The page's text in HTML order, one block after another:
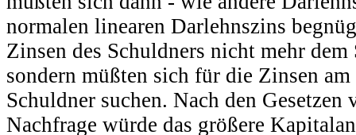
normalen linearen Darlehnszins
Zinsen des Schuldners nicht mehr
sondern müßten sich für die Zinsen
Schuldner suchen. Nach den Gesetzen
Nachfrage würde das größere